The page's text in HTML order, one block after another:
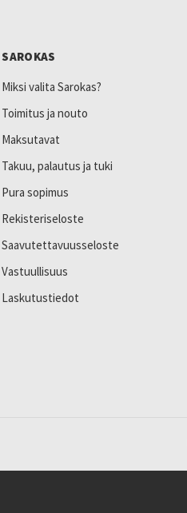
SAROKAS
Miksi valita Sarokas?
Toimitus ja nouto
Maksutavat
Takuu, palautus ja tuki
Pura sopimus
Rekisteriseloste
Saavutettavuusseloste
Vastuullisuus
Laskutustiedot